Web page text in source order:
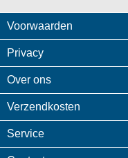
Voorwaarden
Privacy
Over ons
Verzendkosten
Service